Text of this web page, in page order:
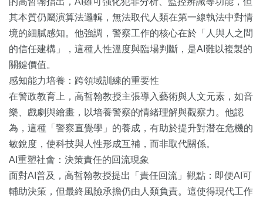
其本質仍屬演算法邏輯，無法取代人類在第一線執法中對情
境的細膩感知。他強調，警察工作的核心在於「人與人之間
的信任建構」，這種人性溫度與臨場判斷，是AI難以複製的
關鍵價值。
感知能力培養：跨領域訓練的重要性
在警政教育上，高哲翰教授主張導入藝術與人文元素，如音
樂、戲劇與繪畫，以培養警察的情緒理解與觀察力。他認
為，這種「警察直覺學」的養成，有助於提升對潛在危機的
敏銳度，使科技與人性形成互補，而非取代關係。
AI重塑社會：決策責任的回流現象
面對AI普及，高哲翰教授提出「責任回流」觀點：即便AI可
輔助決策，但最終風險承擔仍由人類負責。這使得現代工作